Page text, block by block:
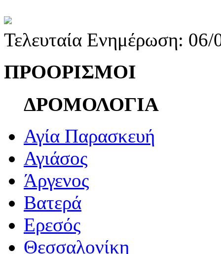
Τελευταία Ενημέρωση:
ΠΡΟΟΡΙΣΜΟΙ
ΔΡΟΜΟΛΟΓΙΑ
Αγία Παρασκευή
Αγιάσος
Άργενος
Βατερά
Ερεσός
Θεσσαλονίκη